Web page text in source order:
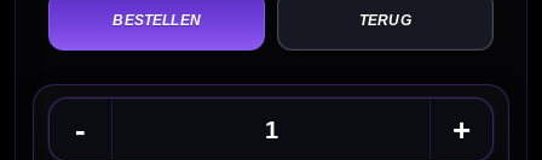
TERUG
- +